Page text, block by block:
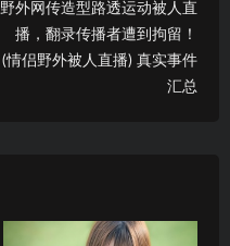
野外网传造型路透运动被人直
播，翻录传播者遭到拘留！
(情侣野外被人直播) 真实事件
汇总